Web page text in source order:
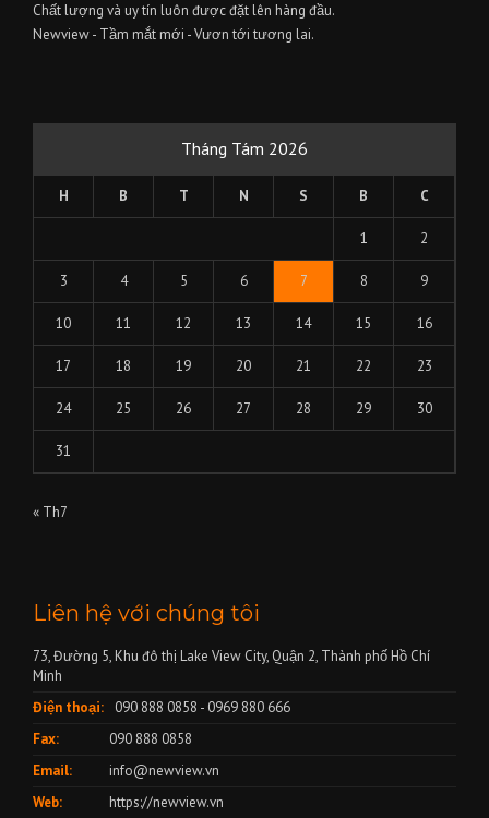
Chất lượng và uy tín luôn được đặt lên hàng đầu.
Newview - Tầm mắt mới - Vươn tới tương lai.
Tháng Tám 2026
H B T N S B C
1 2
3 4 5 6 7 8 9
10 11 12 13 14 15 16
17 18 19 20 21 22 23
24 25 26 27 28 29 30
31
« Th7
Liên hệ với chúng tôi
73, Đường 5, Khu đô thị Lake View City, Quận 2, Thành phố Hồ Chí
Minh
Điện thoại:
090 888 0858 - 0969 880 666
Fax:
090 888 0858
Email:
info@newview.vn
Web:
https://newview.vn